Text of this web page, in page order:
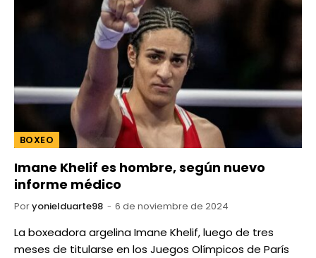
BOXEO
Imane Khelif es hombre, según nuevo
informe médico
Poryonielduarte98 6 de noviembre de 2024
La boxeadora argelina Imane Khelif, luego de tres
meses de titularse en los Juegos Olímpicos de París